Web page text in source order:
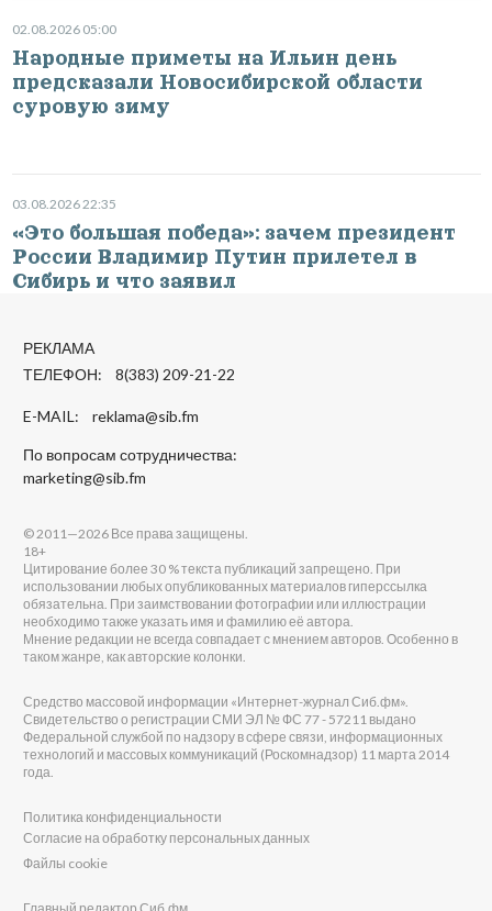
02.08.2026 05:00
Народные приметы на Ильин день
предсказали Новосибирской области
суровую зиму
03.08.2026 22:35
«Это большая победа»: зачем президент
России Владимир Путин прилетел в
Сибирь и что заявил
РЕКЛАМА
ТЕЛЕФОН: 8(383) 209-21-22
E-MAIL: reklama@sib.fm
По вопросам сотрудничества:
marketing@sib.fm
© 2011—2026 Все права защищены.
18+
Цитирование более 30 % текста публикаций запрещено. При
использовании любых опубликованных материалов гиперссылка
обязательна. При заимствовании фотографии или иллюстрации
необходимо также указать имя и фамилию её автора.
Мнение редакции не всегда совпадает с мнением авторов. Особенно в
таком жанре, как авторские колонки.
Средство массовой информации «Интернет-журнал Сиб.фм».
Свидетельство о регистрации СМИ ЭЛ № ФС 77 - 57211 выдано
Федеральной службой по надзору в сфере связи, информационных
технологий и массовых коммуникаций (Роскомнадзор) 11 марта 2014
года.
Политика конфиденциальности
Согласие на обработку персональных данных
Файлы cookie